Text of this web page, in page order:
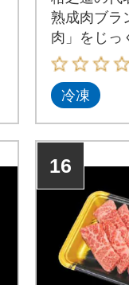
熟成肉ブラ
肉」をじっ
ットです。
冷凍
16